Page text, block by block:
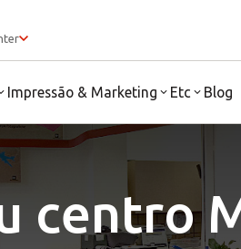
Impressão & Marketing Etc Blog
centro